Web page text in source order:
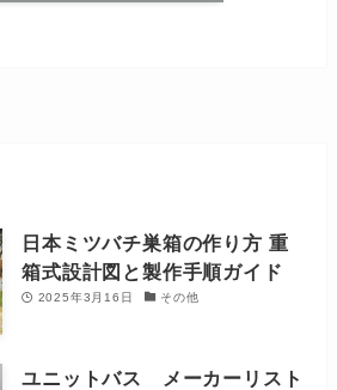
日本ミツバチ巣箱の作り方 重
箱式設計図と製作手順ガイド
2025年3月16日 その他
ユニットバス メーカーリスト